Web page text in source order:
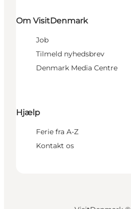
Om VisitDenmark
Job
Tilmeld nyhedsbrev
Denmark Media Centre
Hjælp
Ferie fra A-Z
Kontakt os